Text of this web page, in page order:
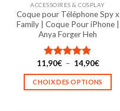
page
du
produit
ACCESSOIRES & COSPLAY
Coque pour Téléphone Spy x
Family | Coque Pour iPhone |
Anya Forger Heh
Note5.00
sur 5
11,90€ – 14,90€Plage
prix :
11,90€
à
CHOIX DES OPTIONS